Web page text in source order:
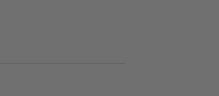
Linda steht wie
und noch